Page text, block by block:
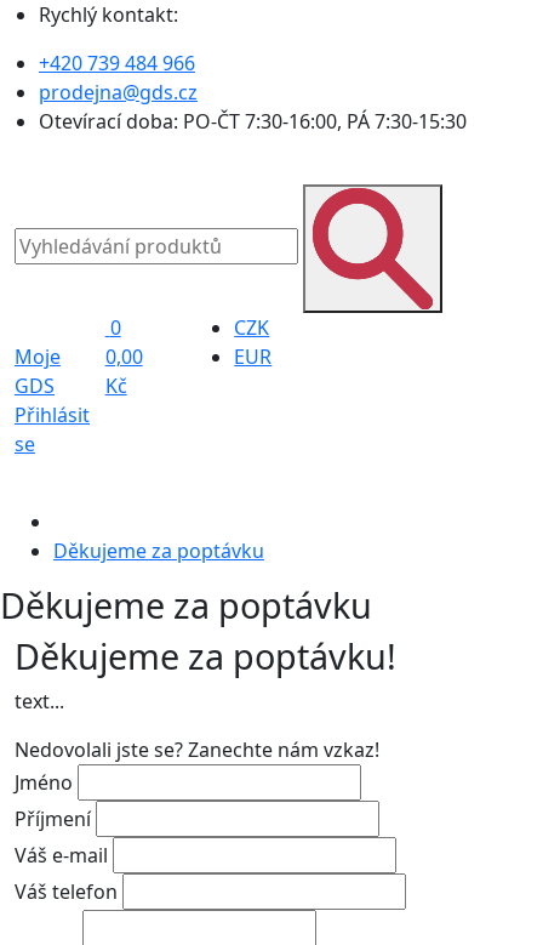
Rychlý kontakt:
+420 739 484 966
prodejna@gds.cz
Otevírací doba: PO-ČT 7:30-16:00, PÁ 7:30-15:30
Moje
GDS
Přihlásit
se
0
0,00
Kč
CZK
EUR
Děkujeme za poptávku
Děkujeme za poptávku
Děkujeme za poptávku!
text...
Nedovolali jste se? Zanechte nám vzkaz!
Jméno
Příjmení
Váš e-mail
Váš telefon